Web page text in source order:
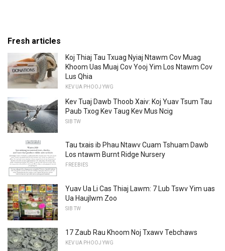
Fresh articles
Koj Thiaj Tau Txuag Nyiaj Ntawm Cov Muag
Khoom Uas Muaj Cov Yooj Yim Los Ntawm Cov
Lus Qhia
KEV UA PHOOJ YWG
Kev Tuaj Dawb Thoob Xaiv: Koj Yuav Tsum Tau
Paub Txog Kev Taug Kev Mus Ncig
SIB TW
Tau txais ib Phau Ntawv Cuam Tshuam Dawb
Los ntawm Burnt Ridge Nursery
FREEBIES
Yuav Ua Li Cas Thiaj Lawm: 7 Lub Tswv Yim uas
Ua Haujlwm Zoo
SIB TW
17 Zaub Rau Khoom Noj Txawv Tebchaws
KEV UA PHOOJ YWG